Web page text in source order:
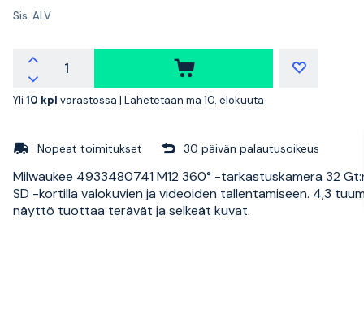
Sis. ALV
Yli 10 kpl varastossa | Lähetetään ma 10. elokuuta
Nopeat toimitukset 30 päivän palautusoikeus
Milwaukee 4933480741 M12 360° -tarkastuskamera 32
SD -kortilla valokuvien ja videoiden tallentamiseen. 4,3
näyttö tuottaa terävät ja selkeät kuvat.